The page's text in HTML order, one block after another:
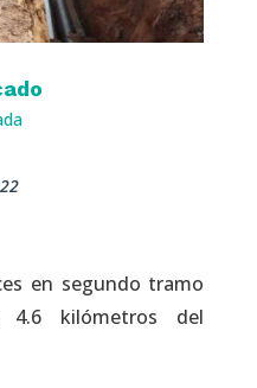
en segundo tramo
kilómetros del